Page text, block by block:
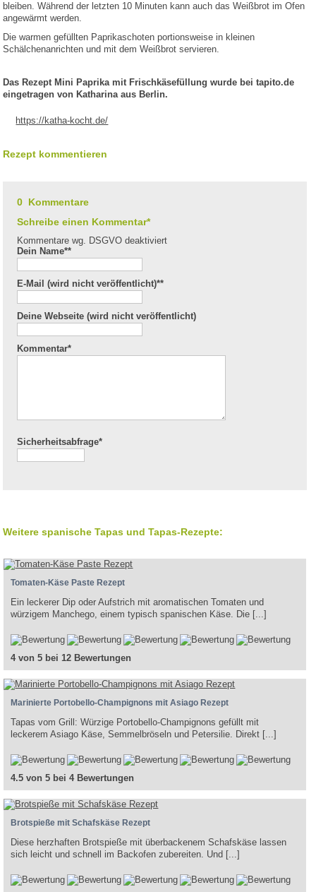
bleiben. Während der letzten 10 Minuten kann auch das Weißbrot im Ofen
angewärmt werden.
Die warmen gefüllten Paprikaschoten portionsweise in kleinen
Schälchenanrichten und mit dem Weißbrot servieren.
Das Rezept Mini Paprika mit Frischkäsefüllung wurde bei tapito.de
eingetragen von Katharina aus Berlin.
https://katha-kocht.de/
Rezept kommentieren
0 Kommentare
Schreibe einen Kommentar*
Kommentare wg. DSGVO deaktiviert
Dein Name**
E-Mail (wird nicht veröffentlicht)**
Deine Webseite (wird nicht veröffentlicht)
Kommentar*
Sicherheitsabfrage*
Weitere spanische Tapas und Tapas-Rezepte:
Tomaten-Käse Paste Rezept
Ein leckerer Dip oder Aufstrich mit aromatischen Tomaten und
würzigem Manchego, einem typisch spanischen Käse. Die [...]
4 von 5 bei 12 Bewertungen
Marinierte Portobello-Champignons mit Asiago Rezept
Tapas vom Grill: Würzige Portobello-Champignons gefüllt mit
leckerem Asiago Käse, Semmelbröseln und Petersilie. Direkt [...]
4.5 von 5 bei 4 Bewertungen
Brotspieße mit Schafskäse Rezept
Diese herzhaften Brotspieße mit überbackenem Schafskäse lassen
sich leicht und schnell im Backofen zubereiten. Und [...]